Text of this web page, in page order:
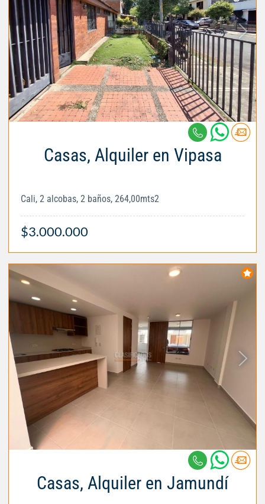
Casas, Alquiler en Vipasa
Cali, 2 alcobas, 2 baños, 264,00mts2
$3.000.000
Casas, Alquiler en Jamundí